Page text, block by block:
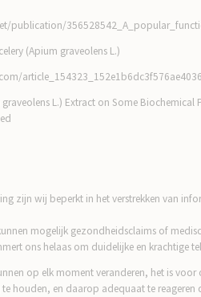
publication/
(Apium graveolens L.)
L.) Extract on Some Biochemical
zijn wij beperkt in het verstrekken van
mogelijk gezondheidsclaims of
ons helaas om duidelijke en krachtige
op elk moment veranderen, het is
houden, en daarop adequaat te reageren